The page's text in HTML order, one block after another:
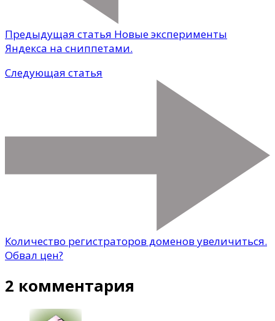
Предыдущая статья Новые эксперименты
Яндекса на сниппетами.
Следующая статья
Количество регистраторов доменов увеличиться.
Обвал цен?
2 комментария